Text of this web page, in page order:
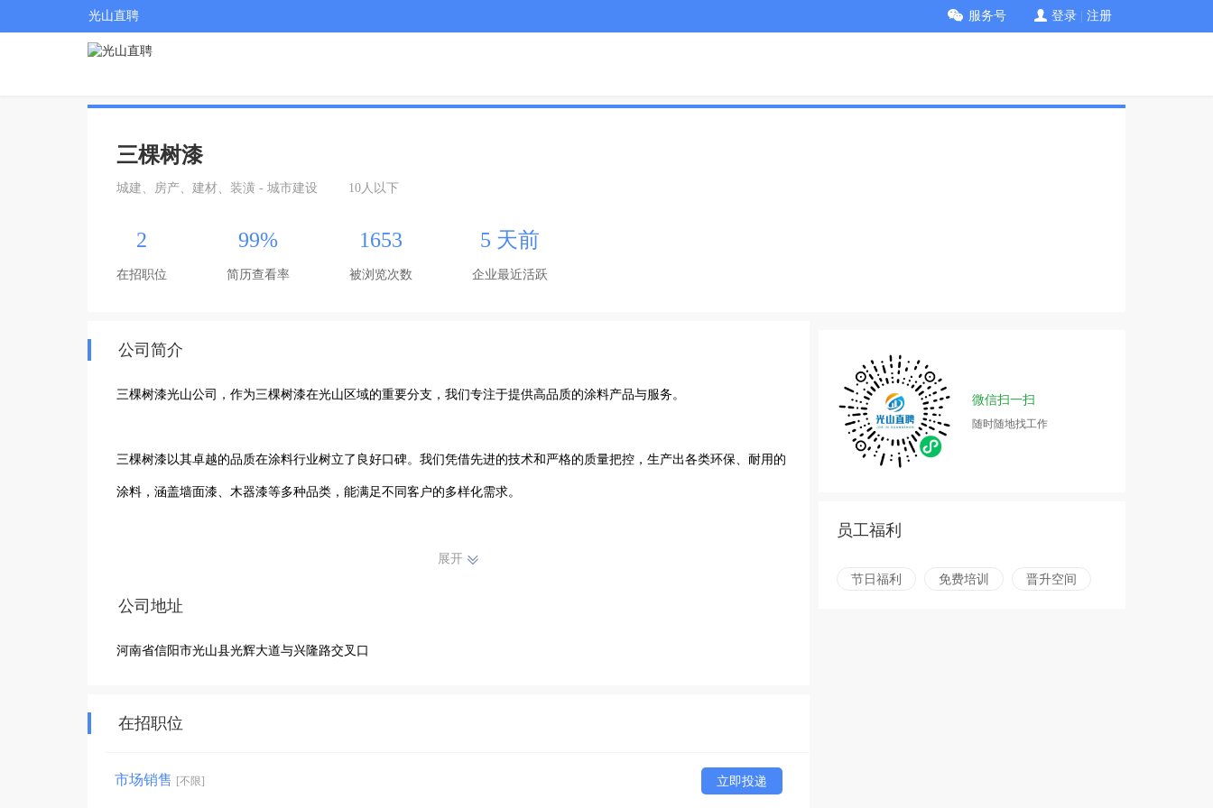
光山直聘 服务号 登录 注册
三棵树漆
城建、房产、建材、装潢 - 城市建设 10人以下
2
在招职位
99%
简历查看率
1653
被浏览次数
5 天前
企业最近活跃
公司简介
三棵树漆光山公司，作为三棵树漆在光山区域的重要分支，我们专注于提供高品质的涂料产品与服务。
三棵树漆以其卓越的品质在涂料行业树立了良好口碑。我们凭借先进的技术和严格的质量把控，生产出各类环保、耐用的
涂料，涵盖墙面漆、木器漆等多种品类，能满足不同客户的多样化需求。
在光山这片土地上，我们扎根经营，以专业的团队为当地客户提供贴心服务。无论是家庭装修、商业空间打造还是工业设
体验，助力打造更多美观、舒适且持久的空间，在当地涂料市场稳步前行，不断赢得客户的信赖与支持。
展开
公司地址
河南省信阳市光山县光辉大道与兴隆路交叉口
在招职位
市场销售 [不限] 立即投递
微信扫一扫
随时随地找工作
员工福利
节日福利 免费培训 晋升空间